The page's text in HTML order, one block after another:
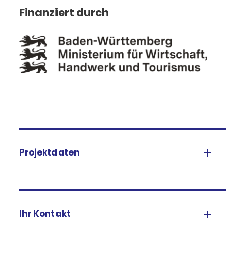
Finanziert durch
Projektdaten
Ihr Kontakt